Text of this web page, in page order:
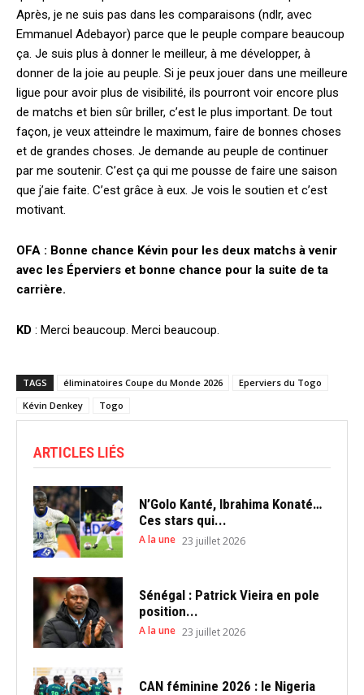
Après, je ne suis pas dans les comparaisons (ndlr, avec
Emmanuel Adebayor) parce que le peuple compare beaucoup
ça. Je suis plus à donner le meilleur, à me développer, à
donner de la joie au peuple. Si je peux jouer dans une meilleure
ligue pour avoir plus de visibilité, ils pourront voir encore plus
de matchs et bien sûr briller, c’est le plus important. De tout
façon, je veux atteindre le maximum, faire de bonnes choses
et de grandes choses. Je demande au peuple de continuer
par me soutenir. C’est ça qui me pousse de faire une saison
que j’aie faite. C’est grâce à eux. Je vois le soutien et c’est
motivant.
OFA : Bonne chance Kévin pour les deux matchs à venir
avec les Éperviers et bonne chance pour la suite de ta
carrière.
KD : Merci beaucoup. Merci beaucoup.
TAGS éliminatoires Coupe du Monde 2026
Eperviers du Togo
Kévin Denkey
Togo
ARTICLES LIÉS
N’Golo Kanté, Ibrahima Konaté…
Ces stars qui...
A la une 23 juillet 2026
Sénégal : Patrick Vieira en pole
position...
A la une 23 juillet 2026
CAN féminine 2026 : le Nigeria